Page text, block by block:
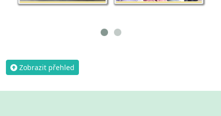
Zobrazit přehled